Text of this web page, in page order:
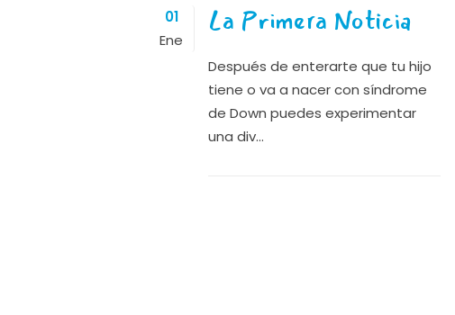
01
Ene
La Primera Noticia
Después de enterarte que tu hijo
tiene o va a nacer con síndrome
de Down puedes experimentar
una div...